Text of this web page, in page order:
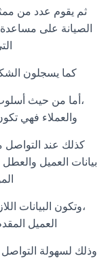
ثم يقوم عدد من
الصيانة على
كما يسجلون
،أما من حيث
والعملاء فهي
كذلك عند
بيانات العميل
،وتكون البيانات
العميل
وذلك لسهولة